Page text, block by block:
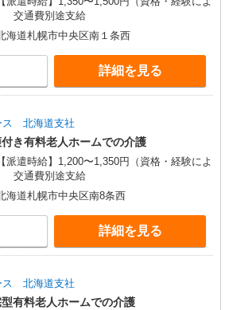
交通費別途支給
海道札幌市中央区南１条西
詳細を見る
ス 北海道支社
き有料老人ホームでの介護
【派遣時給】1,200〜1,350円（資格・経験によ
交通費別途支給
海道札幌市中央区南8条西
詳細を見る
ス 北海道支社
有料老人ホームでの介護